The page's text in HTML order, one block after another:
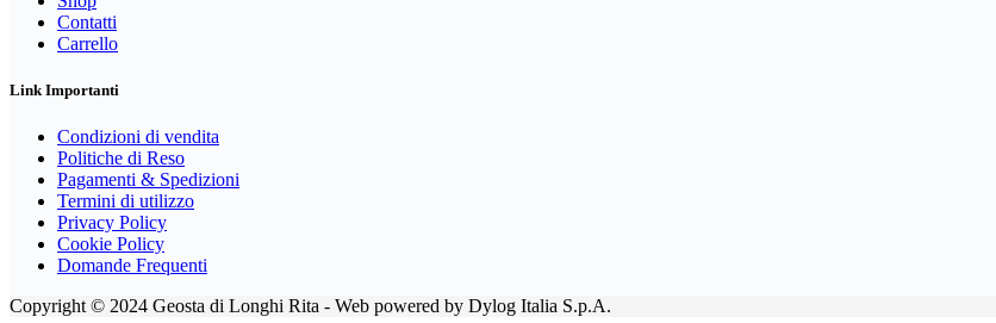
PETZL
REDELK
SCARPA(36)
SEVEN - INVICTA
(10)
TABACCO EDITRICE
TERRE DI MEZZO
TEVA(13)
VERSANTE SUD EDITORE
(37)
Contatti
Carrello
Link Importanti
Condizioni di vendita
Politiche di Reso
Pagamenti & Spedizioni
Termini di utilizzo
Privacy Policy
Cookie Policy
Domande Frequenti
Copyright © 2024 Geosta di Longhi Rita - Web powered by Dylog Italia S.p.A.